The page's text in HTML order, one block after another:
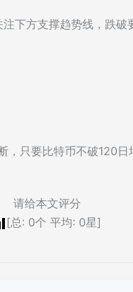
下方支撑趋势线，跌破
，只要比特币不破120
请给本文评分
[总: 0个 平均: 0星]